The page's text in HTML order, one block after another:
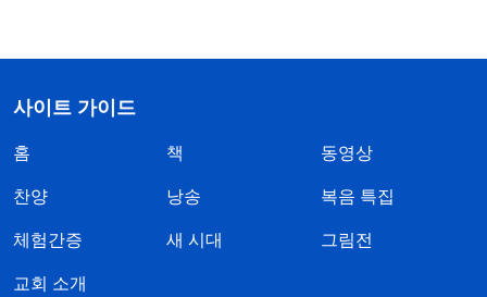
사이트 가이드
홈 책 동영상
찬양 낭송 복음 특집
체험간증 새 시대 그림전
교회 소개